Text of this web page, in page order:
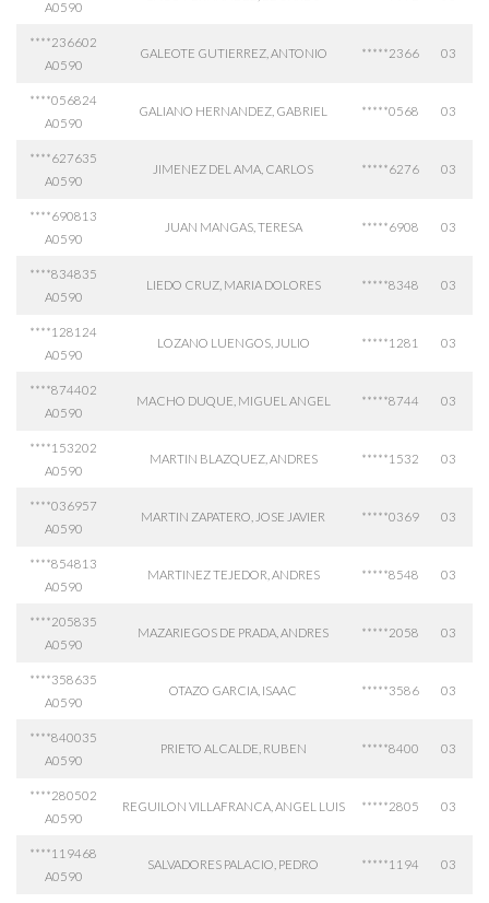
A0590
****236602
A0590
GALEOTE GUTIERREZ, ANTONIO *****2366 03
****056824
A0590
GALIANO HERNANDEZ, GABRIEL *****0568 03
****627635
A0590
JIMENEZ DEL AMA, CARLOS *****6276 03
****690813
A0590
JUAN MANGAS, TERESA *****6908 03
****834835
A0590
LIEDO CRUZ, MARIA DOLORES *****8348 03
****128124
A0590
LOZANO LUENGOS, JULIO *****1281 03
****874402
A0590
MACHO DUQUE, MIGUEL ANGEL *****8744 03
****153202
A0590
MARTIN BLAZQUEZ, ANDRES *****1532 03
****036957
A0590
MARTIN ZAPATERO, JOSE JAVIER *****0369 03
****854813
A0590
MARTINEZ TEJEDOR, ANDRES *****8548 03
****205835
A0590
MAZARIEGOS DE PRADA, ANDRES *****2058 03
****358635
A0590
OTAZO GARCIA, ISAAC *****3586 03
****840035
A0590
PRIETO ALCALDE, RUBEN *****8400 03
****280502
A0590
REGUILON VILLAFRANCA, ANGEL LUIS *****2805 03
****119468
A0590
SALVADORES PALACIO, PEDRO *****1194 03